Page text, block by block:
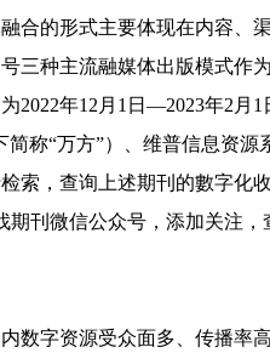
合的形式主要体现在内容、
三种主流融媒体出版模式作
2022年12月1日—2023年2月
称“万方”）、维普信息资
索，查询上述期刊的數字化
刊微信公众号，添加关注，
数字资源受众面多、传播率